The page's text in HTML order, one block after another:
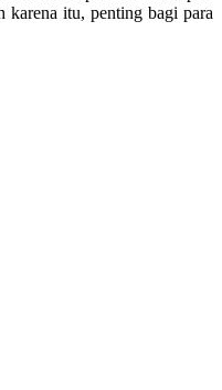
karena itu, penting bagi para